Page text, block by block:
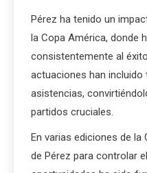
Pérez ha tenido un
la Copa América, donde
consistentemente al
actuaciones han
asistencias,
partidos cruciales.
En varias ediciones de la
de Pérez para controlar